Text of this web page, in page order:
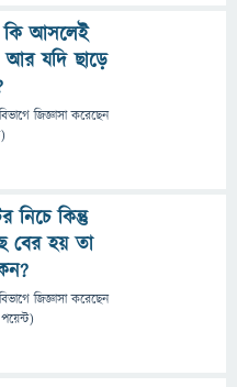
কি আসলেই
আর যদি ছাড়ে
জিজ্ঞাসাকরেছেন
নিচে কিন্তু
বের হয় তা
জিজ্ঞাসাকরেছেন
পয়েন্ট)